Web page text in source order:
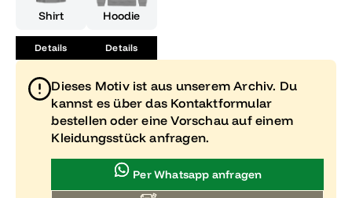
Shirt
Details
Hoodie
Details
Dieses Motiv ist aus unserem Archiv. Du
kannst es über das Kontaktformular
bestellen oder eine Vorschau auf einem
Kleidungsstück anfragen.
Per Whatsapp anfragen